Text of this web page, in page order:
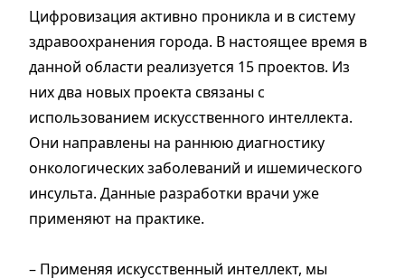
Цифровизация активно проникла и в систему
здравоохранения города. В настоящее время в
данной области реализуется 15 проектов. Из
них два новых проекта связаны с
использованием искусственного интеллекта.
Они направлены на раннюю диагностику
онкологических заболеваний и ишемического
инсульта. Данные разработки врачи уже
применяют на практике.
– Применяя искусственный интеллект, мы